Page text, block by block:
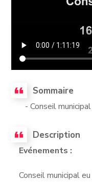
Sommaire
- Conseil
Description
Evénements :
Conseil municipal